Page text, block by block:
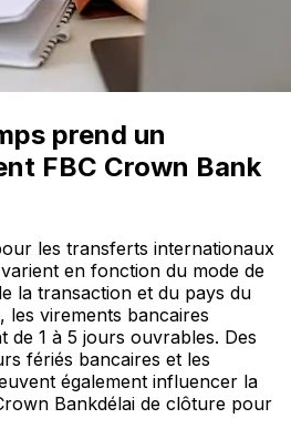
prend un
FBC Crown Bank
les transferts internationaux
en fonction du mode de
la transaction et du pays du
les virements bancaires
de 1 à 5 jours ouvrables. Des
fériés bancaires et les
également influencer la
Bankdélai de clôture pour